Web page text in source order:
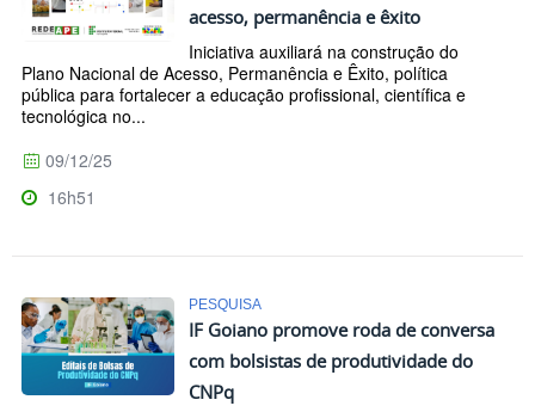
acesso, permanência e êxito
Iniciativa auxiliará na construção do
Plano Nacional de Acesso, Permanência e Êxito, política
pública para fortalecer a educação profissional, científica e
tecnológica no...
09/12/25
16h51
PESQUISA
IF Goiano promove roda de conversa
com bolsistas de produtividade do
CNPq